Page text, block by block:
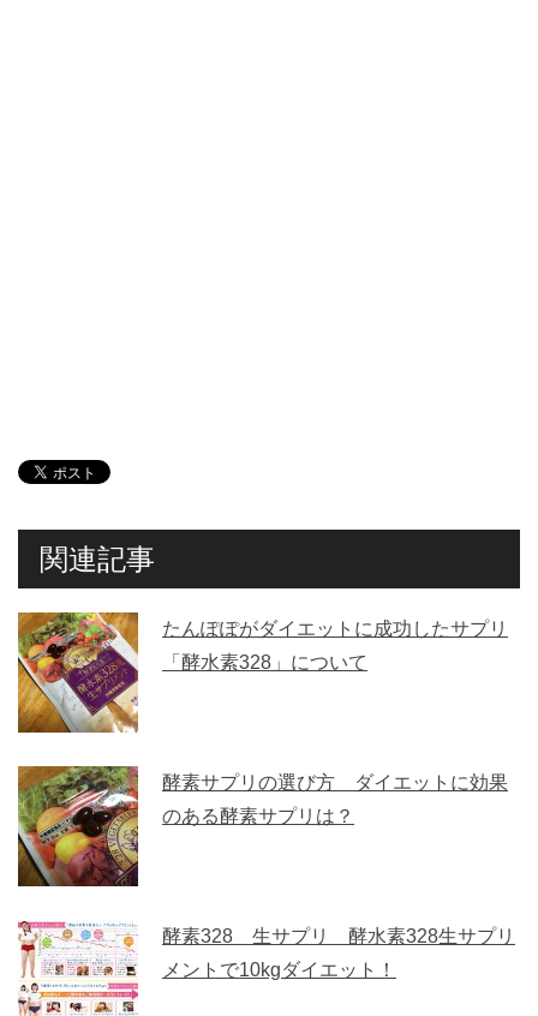
関連記事
たんぽぽがダイエットに成功したサプリ
「酵水素328」について
酵素サプリの選び方 ダイエットに効果
のある酵素サプリは？
酵素328 生サプリ 酵水素328生サプリ
メントで10kgダイエット！